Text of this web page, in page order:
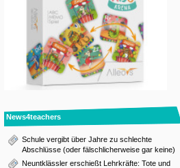
News4teachers
Schule vergibt über Jahre zu schlechte
Abschlüsse (oder fälschlicherweise gar keine)
Neuntklässler erschießt Lehrkräfte: Tote und